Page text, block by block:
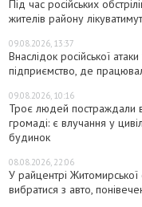
Під час російських
жителів району
09.08.2026, 13:37
Внаслідок російської
підприємство, де
09.08.2026, 10:16
Троє людей постраждали
громаді: є влучання у
будинок
08.08.2026, 22:06
У райцентрі Житомирської
вибратися з авто,